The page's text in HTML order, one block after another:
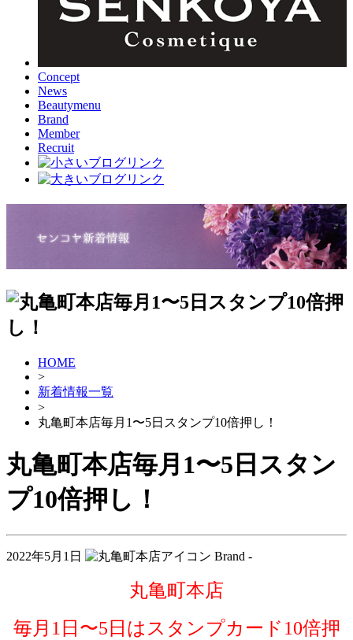
Concept
News
Beautymenu
Brand
Member
Recruit
HOME
>
新着情報一覧
>
丸亀町本店毎月1〜5日スタンプ10倍押し！
丸亀町本店毎月1〜5日スタン
プ10倍押し！
2022年5月1日 Brand -
丸亀町本店
毎月 1 日〜5 日はスタンプカード 10倍押